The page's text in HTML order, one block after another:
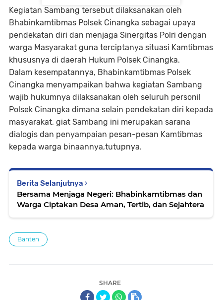
Kegiatan Sambang tersebut dilaksanakan oleh
Bhabinkamtibmas Polsek Cinangka sebagai upaya
pendekatan diri dan menjaga Sinergitas Polri dengan
warga Masyarakat guna terciptanya situasi Kamtibmas
khususnya di daerah Hukum Polsek Cinangka.
Dalam kesempatannya, Bhabinkamtibmas Polsek
Cinangka menyampaikan bahwa kegiatan Sambang
wajib hukumnya dilaksanakan oleh seluruh personil
Polsek Cinangka dimana selain pendekatan diri kepada
masyarakat, giat Sambang ini merupakan sarana
dialogis dan penyampaian pesan-pesan Kamtibmas
kepada warga binaannya,tutupnya.
Berita Selanjutnya
Bersama Menjaga Negeri: Bhabinkamtibmas dan
Warga Ciptakan Desa Aman, Tertib, dan Sejahtera
Banten
SHARE